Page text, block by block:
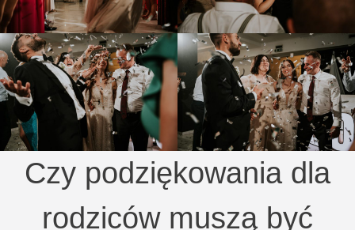
Czy podziękowania dla
rodziców muszą być